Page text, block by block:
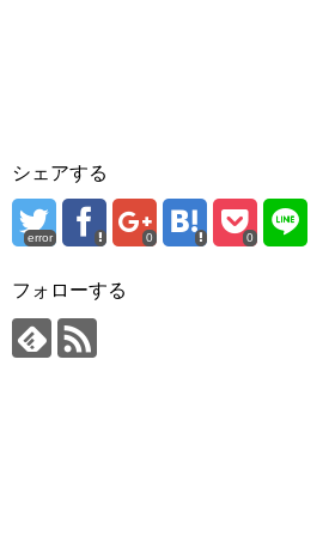
シェアする
error 0 0
フォローする